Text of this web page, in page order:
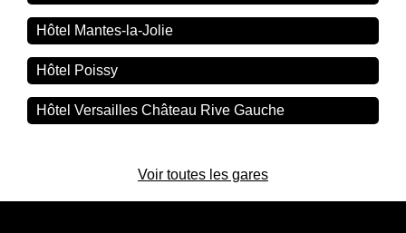
Hôtel Mantes-la-Jolie
Hôtel Poissy
Hôtel Versailles Château Rive Gauche
Voir toutes les gares